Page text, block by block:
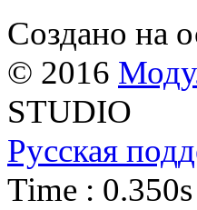
Создано на
© 2016
STUDIO
Русская
Time :